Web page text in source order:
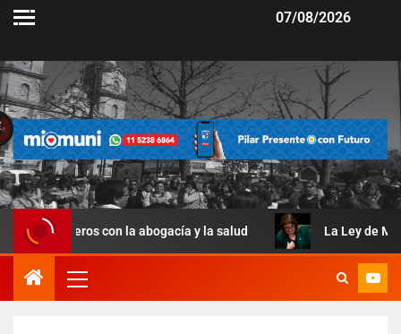
07/08/2026
con la abogacía y la salud La Ley de Manejo del